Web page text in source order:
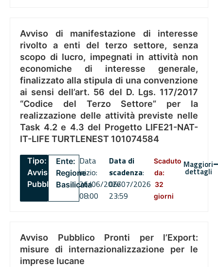
Avviso di manifestazione di interesse
rivolto a enti del terzo settore, senza
scopo di lucro, impegnati in attività non
economiche di interesse generale,
finalizzato alla stipula di una convenzione
ai sensi dell’art. 56 del D. Lgs. 117/2017
“Codice del Terzo Settore” per la
realizzazione delle attività previste nelle
Task 4.2 e 4.3 del Progetto LIFE21-NAT-
IT-LIFE TURTLENEST 101074584
Tipo:
Avviso
Pubblico
Ente:
Regione
Basilicata
Data
inizio:
26/06/2026
08:00
Data di
scadenza:
06/07/2026
23:59
Scaduto
da:
32
giorni
Maggiori
dettagli
Avviso Pubblico Pronti per l’Export:
misure di internazionalizzazione per le
imprese lucane